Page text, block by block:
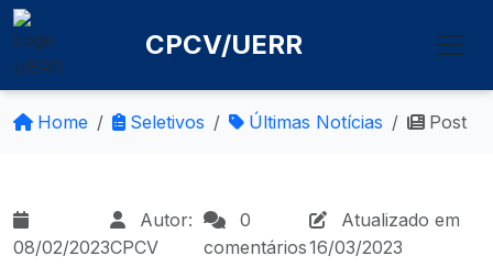
CPCV/UERR
Home Seletivos Últimas Notícias Post
08/02/2023
Autor:
CPCV
0
comentários
Atualizado em
16/03/2023